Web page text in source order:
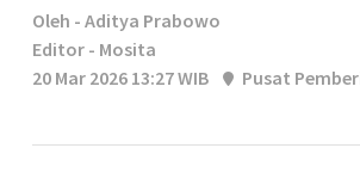
Oleh - Aditya Prabowo
Editor - Mosita
20 Mar 2026 13:27 WIB
Pusat